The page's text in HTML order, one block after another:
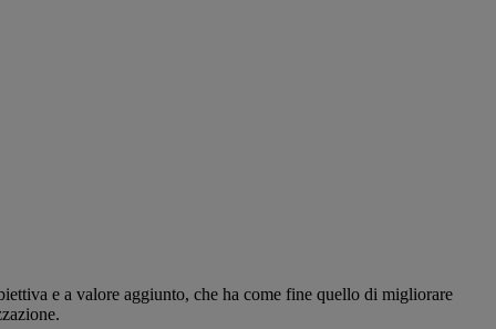
e a valore aggiunto, che ha come fine quello di migliorare